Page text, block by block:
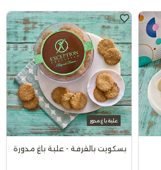
علبة باغ مدور
بسكويت بالقرفة - علبة باغ مدورة